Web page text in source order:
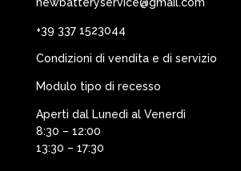
+39 337 1523044
Condizioni di vendita e di servizio
Modulo tipo di recesso
Aperti dal Lunedì al Venerdì
8:30 – 12:00
13:30 – 17:30